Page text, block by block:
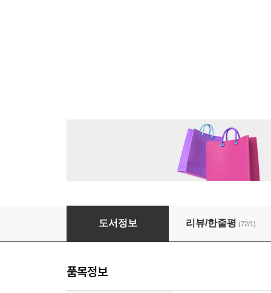
바빠 초등 하루 5문장 영어 글쓰기 ②
도서정보 리뷰/한줄평 (72/1)
품목정보